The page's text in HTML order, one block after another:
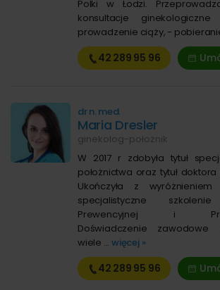
Polki w Łodzi.
konsultacje
prowadzenie ciąży, -
42 289 95 96
dr n. med.
Maria Dresler
ginekolog-położnik
W 2017 r zdobyła tytuł
położnictwa oraz tytuł
Ukończyła z wyróżnieniem
specjalistyczne
Prewencyjnej i
Doświadczenie zawodowe
wiele ... więcej »
42 289 95 96